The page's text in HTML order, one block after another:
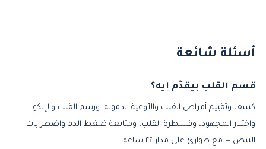
أسئلة شائعة
قسم القلب بيقدّم إيه؟
كشف وتقييم أمراض القلب والأوعية الدموية، ورسم القلب والإيكو
واختبار المجهود، وقسطرة القلب، ومتابعة ضغط الدم واضطرابات
النبض — مع طوارئ على مدار ٢٤ ساعة.